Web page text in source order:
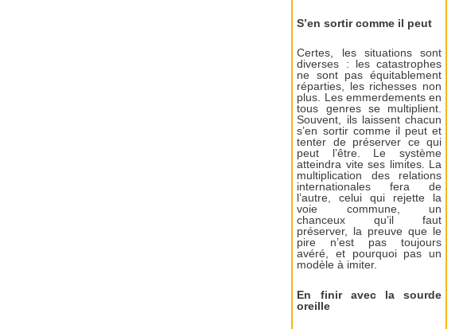
S’en sortir comme il peut
Certes, les situations sont
diverses : les catastrophes
ne sont pas équitablement
réparties, les richesses non
plus. Les emmerdements en
tous genres se multiplient.
Souvent, ils laissent chacun
s’en sortir comme il peut et
tenter de préserver ce qui
peut l’être. Le système
atteindra vite ses limites. La
multiplication des relations
internationales fera de
l’autre, celui qui rejette la
voie commune, un
chanceux qu’il faut
préserver, la preuve que le
pire n’est pas toujours
avéré, et pourquoi pas un
modèle à imiter.
En finir avec la sourde
oreille